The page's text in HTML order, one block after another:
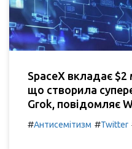
SpaceX вкладає
що створила
Grok, повідомляє
#Антисемітизм #Twitter